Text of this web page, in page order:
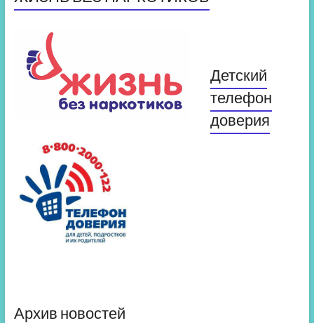
Детский
телефон
доверия
Архив новостей